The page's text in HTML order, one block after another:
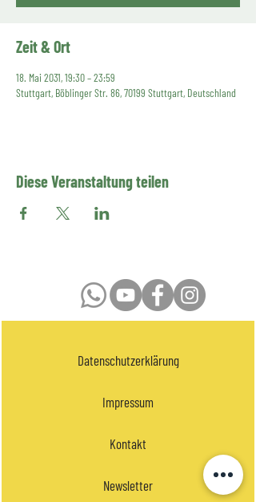
Zeit & Ort
18. Mai 2031, 19:30 – 23:59
Stuttgart, Böblinger Str. 86, 70199 Stuttgart, Deutschland
Diese Veranstaltung teilen
Datenschutzerklärung
Impressum
Kontakt
Newsletter